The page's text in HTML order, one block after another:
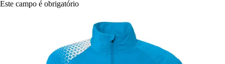
Este campo é obrigatório